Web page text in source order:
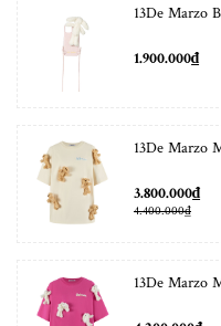
13De Marzo
1.900.000₫
13De Marzo
3.800.000₫
4.400.000₫
13De Marzo